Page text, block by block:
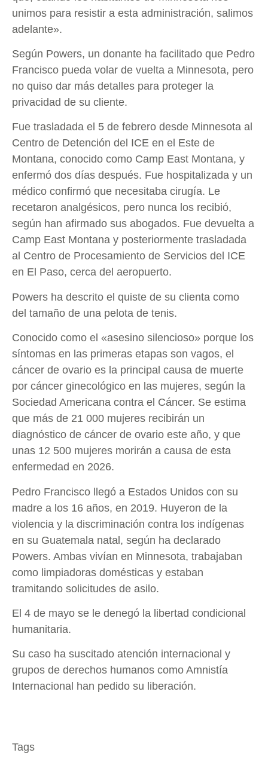
unimos para resistir a esta administración, salimos
adelante».
Según Powers, un donante ha facilitado que Pedro
Francisco pueda volar de vuelta a Minnesota, pero
no quiso dar más detalles para proteger la
privacidad de su cliente.
Fue trasladada el 5 de febrero desde Minnesota al
Centro de Detención del ICE en el Este de
Montana, conocido como Camp East Montana, y
enfermó dos días después. Fue hospitalizada y un
médico confirmó que necesitaba cirugía. Le
recetaron analgésicos, pero nunca los recibió,
según han afirmado sus abogados. Fue devuelta a
Camp East Montana y posteriormente trasladada
al Centro de Procesamiento de Servicios del ICE
en El Paso, cerca del aeropuerto.
Powers ha descrito el quiste de su clienta como
del tamaño de una pelota de tenis.
Conocido como el «asesino silencioso» porque los
síntomas en las primeras etapas son vagos, el
cáncer de ovario es la principal causa de muerte
por cáncer ginecológico en las mujeres, según la
Sociedad Americana contra el Cáncer. Se estima
que más de 21 000 mujeres recibirán un
diagnóstico de cáncer de ovario este año, y que
unas 12 500 mujeres morirán a causa de esta
enfermedad en 2026.
Pedro Francisco llegó a Estados Unidos con su
madre a los 16 años, en 2019. Huyeron de la
violencia y la discriminación contra los indígenas
en su Guatemala natal, según ha declarado
Powers. Ambas vivían en Minnesota, trabajaban
como limpiadoras domésticas y estaban
tramitando solicitudes de asilo.
El 4 de mayo se le denegó la libertad condicional
humanitaria.
Su caso ha suscitado atención internacional y
grupos de derechos humanos como Amnistía
Internacional han pedido su liberación.
Tags